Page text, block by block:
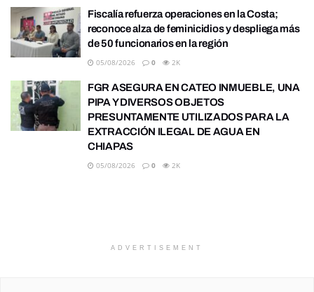
Fiscalía refuerza operaciones en la Costa;
reconoce alza de feminicidios y despliega más
de 50 funcionarios en la región
05/08/2026 0 2K
FGR ASEGURA EN CATEO INMUEBLE, UNA
PIPA Y DIVERSOS OBJETOS
PRESUNTAMENTE UTILIZADOS PARA LA
EXTRACCIÓN ILEGAL DE AGUA EN
CHIAPAS
05/08/2026 0 2K
ADVERTISEMENT